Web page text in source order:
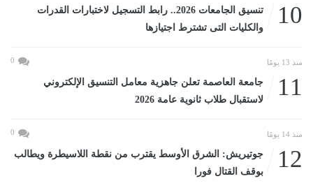
10
تنسيق الجامعات 2026.. رابط التسجيل لاختبارات القدرات
والكليات التى تشترط اجتيازها
منذ 13 يومًا 0
11
جامعة العاصمة تعلن جاهزية معامل التنسيق الإلكتروني
لاستقبال طلاب ثانوية عامة 2026
منذ 14 يومًا 0
12
جوتيريش: الشرق الأوسط يقترب من نقطة اللاسيطرة ويطالب
بوقف القتال فورا